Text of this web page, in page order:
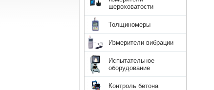
шероховатости
Толщиномеры
Измерители вибрации
Испытательное
оборудование
Контроль бетона